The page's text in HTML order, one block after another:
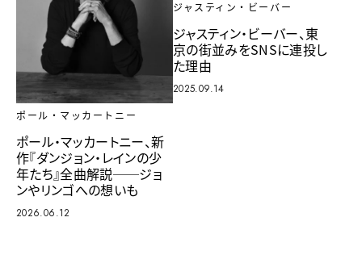
ポール・マッカートニー
ポール・マッカートニー、新
作『ダンジョン・レインの少
年たち』全曲解説──ジョ
ンやリンゴへの想いも
2026.06.12
ジャスティン・ビーバー
ジャスティン・ビーバー、東
京の街並みをSNSに連投し
た理由
2025.09.14